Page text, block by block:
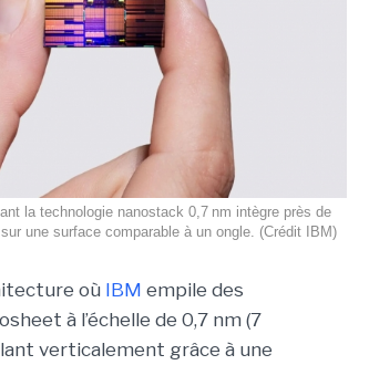
la technologie nanostack 0,7 nm intègre près de
une surface comparable à un ongle. (Crédit IBM)
où IBM empile des
à l’échelle de 0,7 nm (7
verticalement grâce à une